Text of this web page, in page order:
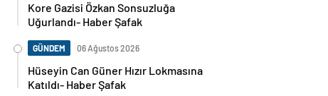
Kore Gazisi Özkan Sonsuzluğa
Uğurlandı- Haber Şafak
GÜNDEM 06 Ağustos 2026
Hüseyin Can Güner Hızır Lokmasına
Katıldı- Haber Şafak